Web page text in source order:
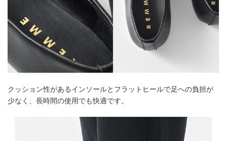
クッション性があるインソールとフラットヒールで足への負担が
少なく、長時間の使用でも快適です。